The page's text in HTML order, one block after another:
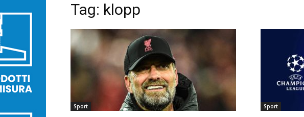
Tag: klopp
Sport Sport